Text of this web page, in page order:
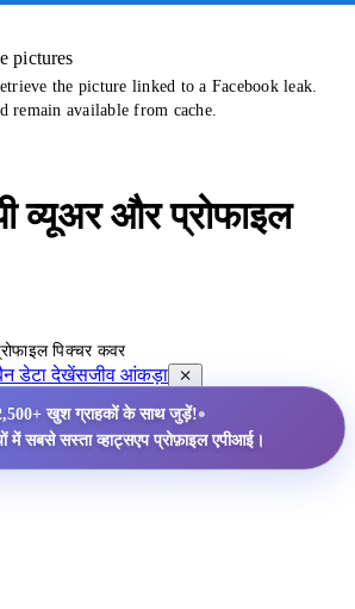
pictures
the picture linked to a Facebook leak.
remain available from cache.
व्यूअर और प्रोफाइल
पिक्चर कवर
डेटा देखेंसजीव आंकड़ा
खुश ग्राहकों के साथ जुड़ें!•
में सबसे सस्ता व्हाट्सएप प्रोफ़ाइल एपीआई।